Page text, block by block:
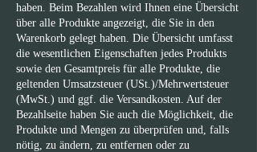
haben. Beim Bezahlen wird Ihnen eine Übersicht
über alle Produkte angezeigt, die Sie in den
Warenkorb gelegt haben. Die Übersicht umfasst
die wesentlichen Eigenschaften jedes Produkts
sowie den Gesamtpreis für alle Produkte, die
geltenden Umsatzsteuer (USt.)/Mehrwertsteuer
(MwSt.) und ggf. die Versandkosten. Auf der
Bezahlseite haben Sie auch die Möglichkeit, die
Produkte und Mengen zu überprüfen und, falls
nötig, zu ändern, zu entfernen oder zu